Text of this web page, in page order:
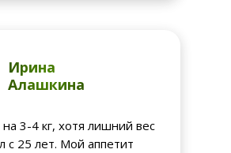
Ирина
Алашкина
3-4 кг, хотя лишний вес
с 25 лет. Мой аппетит